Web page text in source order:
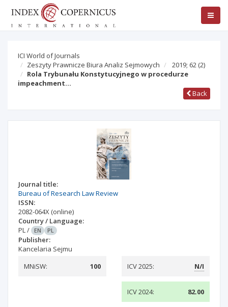
ICI World of Journals
Zeszyty Prawnicze Biura Analiz Sejmowych
2019; 62 (2)
Rola Trybunału Konstytucyjnego w procedurze
impeachment…
Back
Journal title:
Bureau of Research Law Review
ISSN:
2082-064X (online)
Country / Language:
PL/ EN PL
Publisher:
Kancelaria Sejmu
MNiSW:
100 ICV 2025: N/I
ICV 2024: 82.00